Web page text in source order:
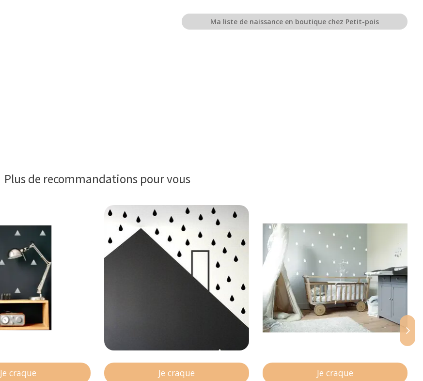
Ma liste de naissance en boutique chez Petit-pois
Plus de recommandations pour vous
Je craque Je craque Je craque